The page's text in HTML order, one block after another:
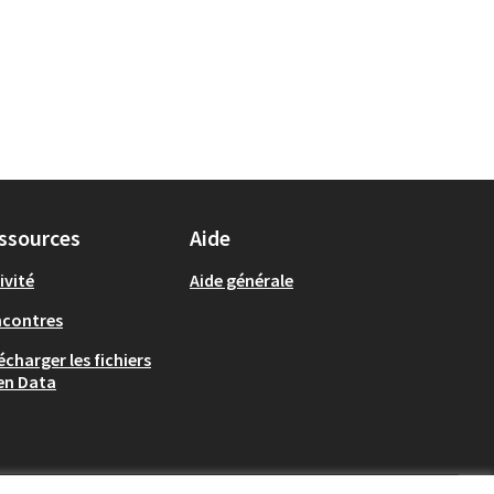
les fichiers
Data
Aide
Aide générale